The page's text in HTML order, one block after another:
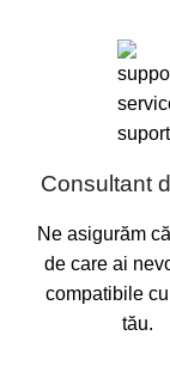
Consultant
Ne asigurăm
de care ai
compatibile cu
tău.